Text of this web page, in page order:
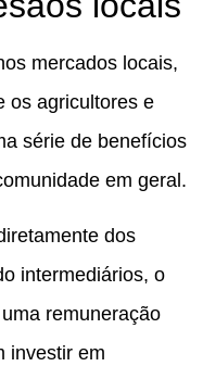
mercados locais,
os agricultores e
série de benefícios
em geral.
dos
intermediários, o
remuneração
investir em